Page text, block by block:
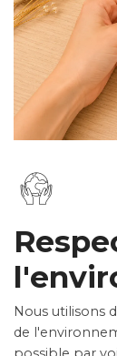
Nous utilisons
de